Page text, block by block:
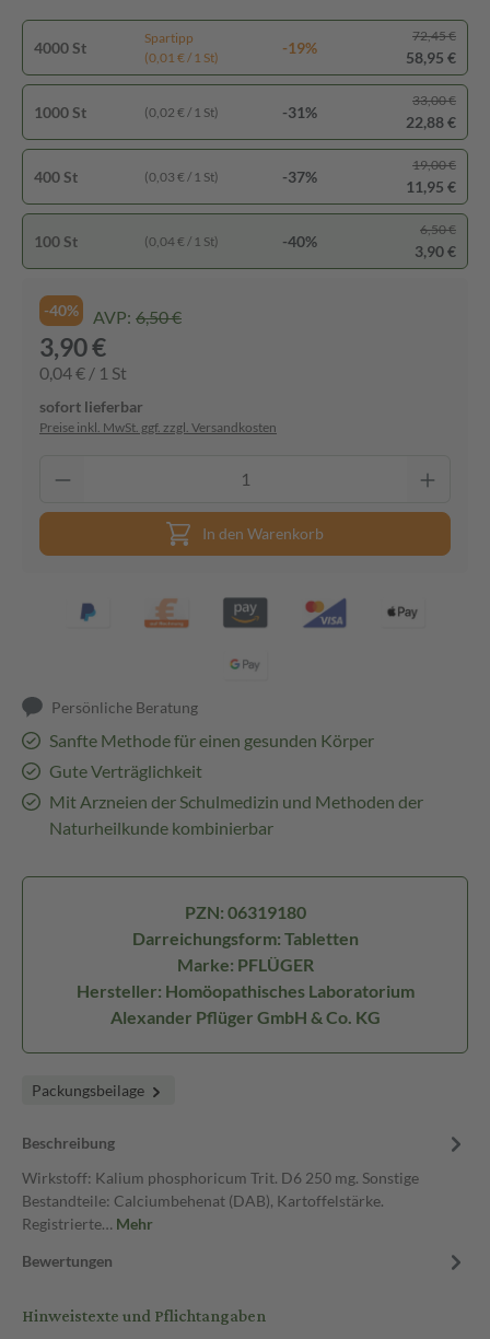
4000 St
Spartipp
(0,01 € / 1 St)
-19%
72,45 €
58,95 €
1000 St (0,02 € / 1 St) -31%
33,00 €
22,88 €
400 St (0,03 € / 1 St) -37%
19,00 €
11,95 €
100 St (0,04 € / 1 St) -40%
6,50 €
3,90 €
-40% AVP: 6,50 €
3,90 €
0,04 € / 1 St
sofort lieferbar
Preise inkl. MwSt. ggf. zzgl. Versandkosten
In den Warenkorb
Persönliche Beratung
Sanfte Methode für einen gesunden Körper
Gute Verträglichkeit
Mit Arzneien der Schulmedizin und Methoden der
Naturheilkunde kombinierbar
PZN: 06319180
Darreichungsform: Tabletten
Marke: PFLÜGER
Hersteller: Homöopathisches Laboratorium
Alexander Pflüger GmbH & Co. KG
Packungsbeilage
Beschreibung
Wirkstoff: Kalium phosphoricum Trit. D6 250 mg. Sonstige
Bestandteile: Calciumbehenat (DAB), Kartoffelstärke.
Registrierte… Mehr
Bewertungen
Hinweistexte und Pflichtangaben